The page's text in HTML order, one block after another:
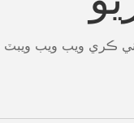
ڪري ويب ويب ويبٽ